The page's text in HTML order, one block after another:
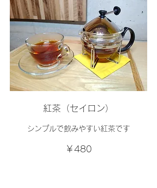
紅茶（セイロン）
シンプルで飲みやすい紅茶です
￥480